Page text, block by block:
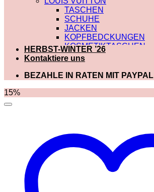
TASCHEN
SCHUHE
JACKEN
KOPFBEDCKUNGEN
KOSMETIKTASCHEN
SCHALS
SCHULTERRIEMEN
GÜRTEL
GELDBÖRSEN
KOSMETIKTASCHEN
KOPFBEDCKUNGEN
JACKEN
HOODIES UND
SWEATSHIRTS
HERBST-WINTER ’26
Kontaktiere uns
BEZAHLE IN RATEN MIT PAYPAL
15%